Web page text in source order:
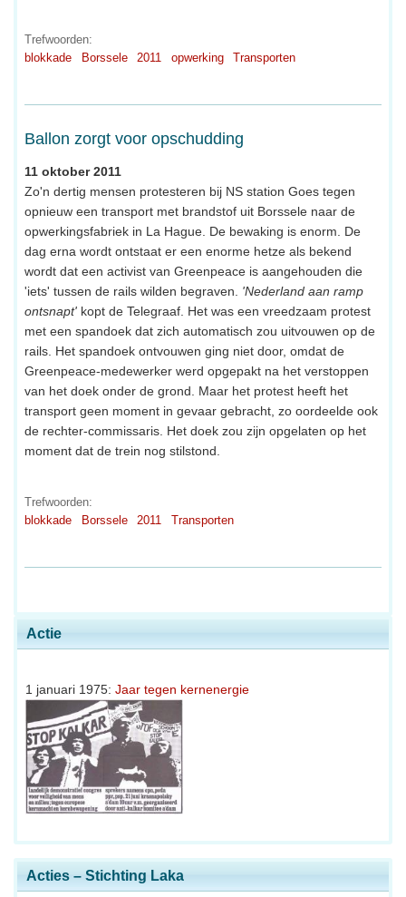
Actie
1 januari 1975: Jaar tegen kernenergie
Acties – Stichting Laka
Trefwoorden:
blokkade
Borssele 2011 opwerking Transporten
Ballon zorgt voor opschudding
11 oktober 2011
Zo'n dertig mensen protesteren bij NS station Goes tegen
opnieuw een transport met brandstof uit Borssele naar de
opwerkingsfabriek in La Hague. De bewaking is enorm. De
dag erna wordt ontstaat er een enorme hetze als bekend
wordt dat een activist van Greenpeace is aangehouden die
'iets' tussen de rails wilden begraven. 'Nederland aan ramp
ontsnapt' kopt de Telegraaf. Het was een vreedzaam protest
met een spandoek dat zich automatisch zou uitvouwen op de
rails. Het spandoek ontvouwen ging niet door, omdat de
Greenpeace-medewerker werd opgepakt na het verstoppen
van het doek onder de grond. Maar het protest heeft het
transport geen moment in gevaar gebracht, zo oordeelde ook
de rechter-commissaris. Het doek zou zijn opgelaten op het
moment dat de trein nog stilstond.
Trefwoorden:
blokkade
Borssele 2011 Transporten